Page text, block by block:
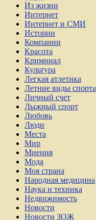
Из жизни
Интернет
Интернет и СМИ
Истории
Компании
Красота
Криминал
Культура
Легкая атлетика
Летние виды спорта
Личный счет
Лыжный спорт
Любовь
Люди
Места
Мир
Мнения
Мода
Моя страна
Народная медицина
Наука и техника
Недвижимость
Новости
Новости ЗОЖ